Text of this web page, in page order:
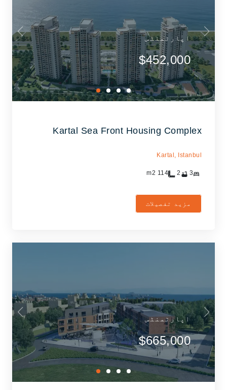
اپارٹمنٹس
$452,000
Kartal Sea Front Housing Complex
Kartal, Istanbul
3
2
114
مزید تفصیلات
اپارٹمنٹس
$665,000